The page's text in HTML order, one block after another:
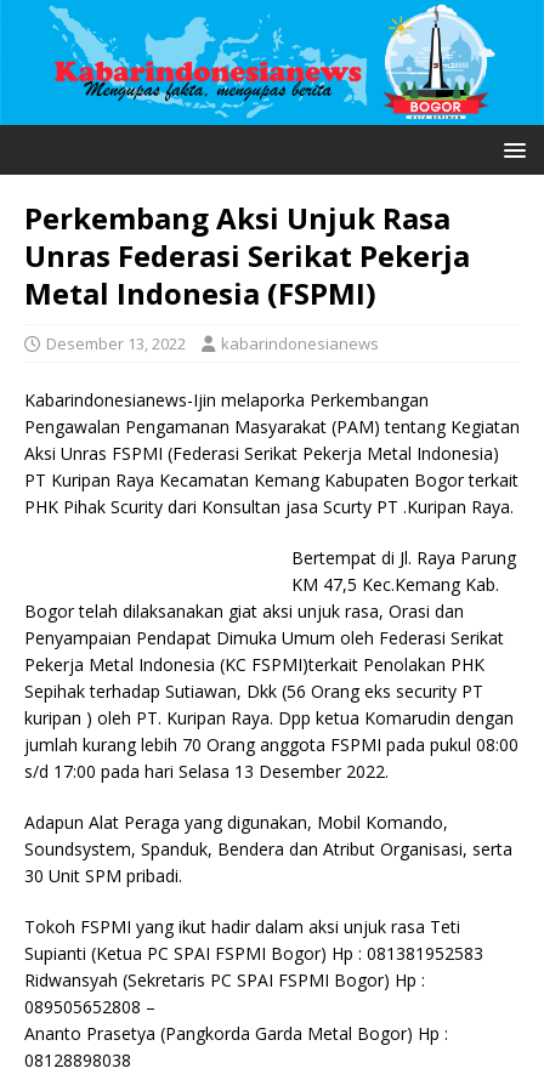
Perkembang Aksi Unjuk Rasa
Unras Federasi Serikat Pekerja
Metal Indonesia (FSPMI)
Desember 13, 2022 kabarindonesianews
Kabarindonesianews-Ijin melaporka Perkembangan
Pengawalan Pengamanan Masyarakat (PAM) tentang Kegiatan
Aksi Unras FSPMI (Federasi Serikat Pekerja Metal Indonesia)
PT Kuripan Raya Kecamatan Kemang Kabupaten Bogor terkait
PHK Pihak Scurity dari Konsultan jasa Scurty PT .Kuripan Raya.
Bertempat di Jl. Raya Parung
KM 47,5 Kec.Kemang Kab.
Bogor telah dilaksanakan giat aksi unjuk rasa, Orasi dan
Penyampaian Pendapat Dimuka Umum oleh Federasi Serikat
Pekerja Metal Indonesia (KC FSPMI)terkait Penolakan PHK
Sepihak terhadap Sutiawan, Dkk (56 Orang eks security PT
kuripan ) oleh PT. Kuripan Raya. Dpp ketua Komarudin dengan
jumlah kurang lebih 70 Orang anggota FSPMI pada pukul 08:00
s/d 17:00 pada hari Selasa 13 Desember 2022.
Adapun Alat Peraga yang digunakan, Mobil Komando,
Soundsystem, Spanduk, Bendera dan Atribut Organisasi, serta
30 Unit SPM pribadi.
Tokoh FSPMI yang ikut hadir dalam aksi unjuk rasa Teti
Supianti (Ketua PC SPAI FSPMI Bogor) Hp : 081381952583
Ridwansyah (Sekretaris PC SPAI FSPMI Bogor) Hp :
089505652808 –
Ananto Prasetya (Pangkorda Garda Metal Bogor) Hp :
08128898038